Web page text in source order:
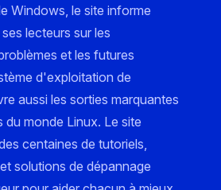
Windows, le site informe
lecteurs sur les
et les futures
d'exploitation de
aussi les sorties marquantes
du monde Linux. Le site
centaines de tutoriels,
solutions de dépannage